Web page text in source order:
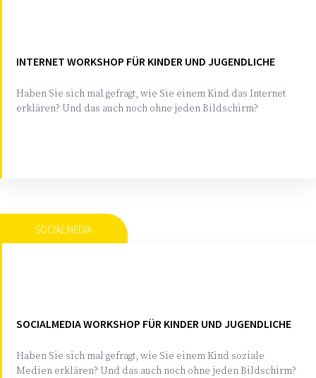
INTERNET WORKSHOP FÜR KINDER UND JUGENDLICHE
Haben Sie sich mal gefragt, wie Sie einem Kind das Internet
erklären? Und das auch noch ohne jeden Bildschirm?
SOCIALMEDIA
SOCIALMEDIA WORKSHOP FÜR KINDER UND JUGENDLICHE
Haben Sie sich mal gefragt, wie Sie einem Kind soziale
Medien erklären? Und das auch noch ohne jeden Bildschirm?